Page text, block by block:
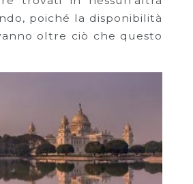
poiché la disponibilità
oltre ciò che questo